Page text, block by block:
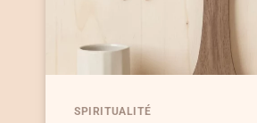
SPIRITUALITÉ